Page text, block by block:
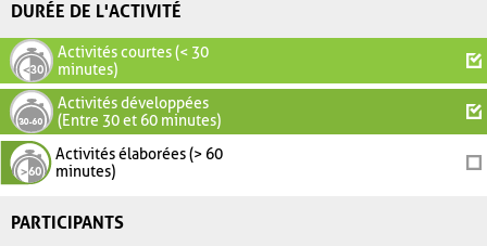
DURÉE DE L'ACTIVITÉ
Activités courtes (< 30
minutes)
Activités développées
(Entre 30 et 60 minutes)
Activités élaborées (> 60
minutes)
PARTICIPANTS